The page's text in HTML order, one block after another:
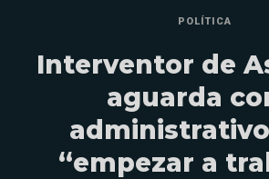
POLÍTICA
Interventor de
aguarda
“empezar a